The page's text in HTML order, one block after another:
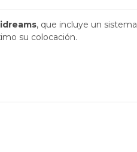
, que incluye un sistema
su colocación.